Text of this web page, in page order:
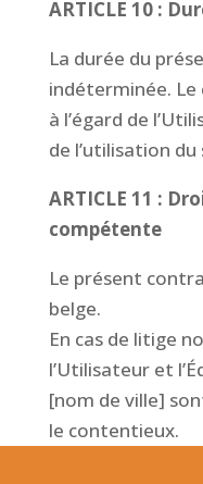
ARTICLE 10 :
La durée du
indéterminée.
à l’égard de
de l’utilisation du
ARTICLE 11 :
compétente
Le présent
belge.
En cas de litige
l’Utilisateur et
[nom de ville]
le contentieux.